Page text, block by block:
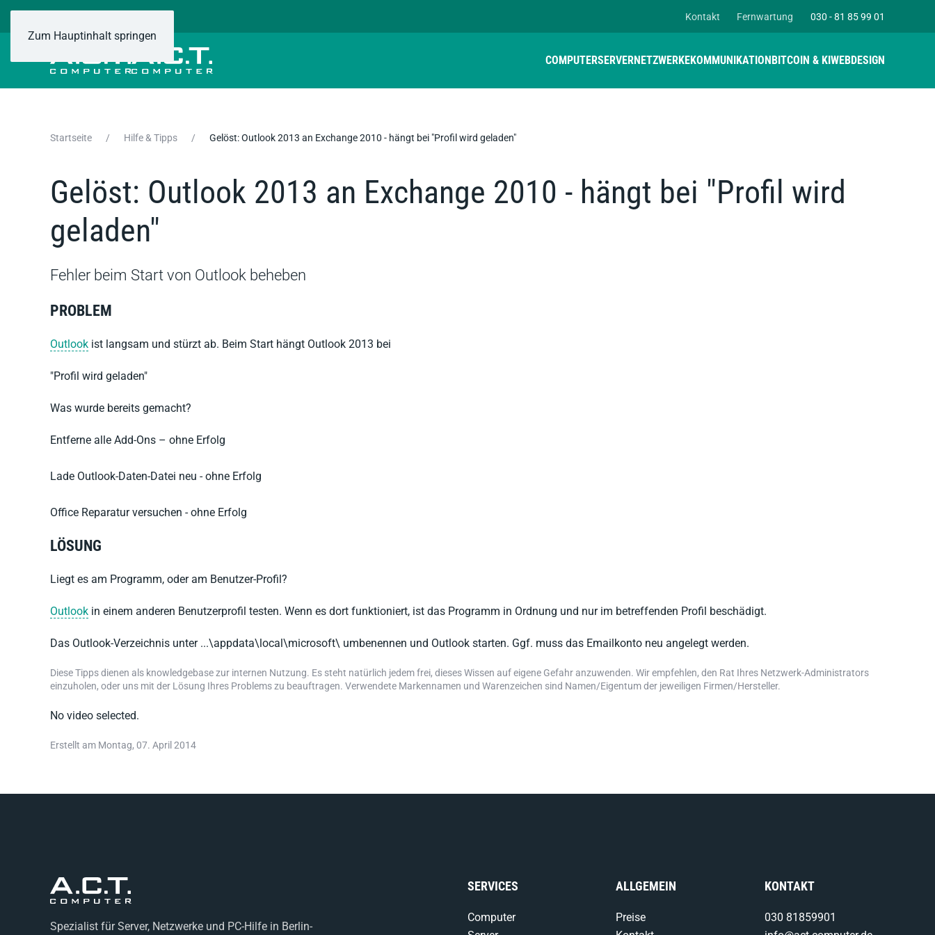
Zum Hauptinhalt springen
Kontakt Fernwartung 030 - 81 85 99 01
COMPUTERSERVERNETZWERKEKOMMUNIKATIONBITCOIN & KIWEBDESIGN
Startseite Hilfe & Tipps Gelöst: Outlook 2013 an Exchange 2010 - hängt bei "Profil wird geladen"
Gelöst: Outlook 2013 an Exchange 2010 - hängt bei "Profil wird
geladen"
Fehler beim Start von Outlook beheben
PROBLEM
Outlook ist langsam und stürzt ab. Beim Start hängt Outlook 2013 bei
"Profil wird geladen"
Was wurde bereits gemacht?
Entferne alle Add-Ons – ohne Erfolg
Lade Outlook-Daten-Datei neu - ohne Erfolg
Office Reparatur versuchen - ohne Erfolg
LÖSUNG
Liegt es am Programm, oder am Benutzer-Profil?
Outlook in einem anderen Benutzerprofil testen. Wenn es dort funktioniert, ist das Programm in Ordnung und nur im betreffenden Profil beschädigt.
Das Outlook-Verzeichnis unter ...\appdata\local\microsoft\ umbenennen und Outlook starten. Ggf. muss das Emailkonto neu angelegt werden.
Diese Tipps dienen als knowledgebase zur internen Nutzung. Es steht natürlich jedem frei, dieses Wissen auf eigene Gefahr anzuwenden. Wir empfehlen, den Rat Ihres Netzwerk-Administrators
einzuholen, oder uns mit der Lösung Ihres Problems zu beauftragen. Verwendete Markennamen und Warenzeichen sind Namen/Eigentum der jeweiligen Firmen/Hersteller.
No video selected.
Erstellt am Montag, 07. April 2014
Spezialist für Server, Netzwerke und PC-Hilfe in Berlin-
SERVICES
Computer
ALLGEMEIN
Preise
KONTAKT
030 81859901